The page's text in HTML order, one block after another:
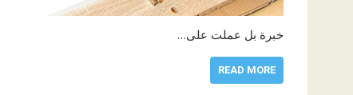
خبرة بل عملت على…
READ MORE